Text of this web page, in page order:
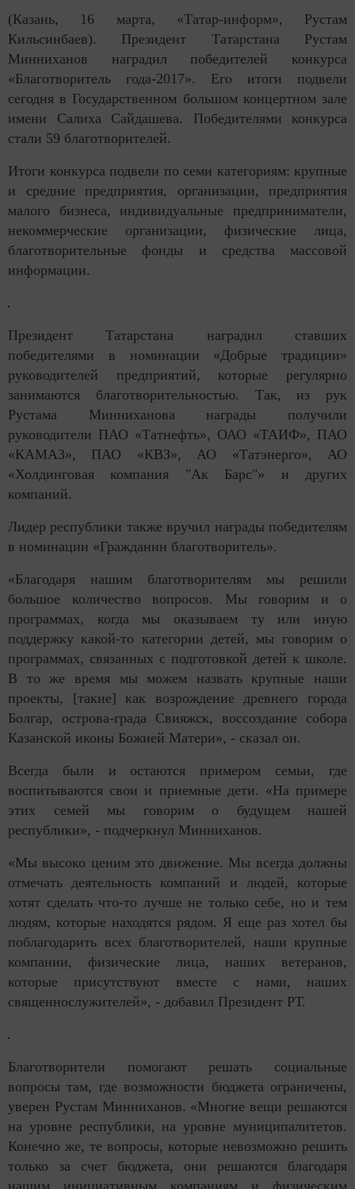
(Казань, 16 марта, «Татар-информ», Рустам
Кильсинбаев). Президент Татарстана Рустам
Минниханов наградил победителей конкурса
«Благотворитель года-2017». Его итоги подвели
сегодня в Государственном большом концертном зале
имени Салиха Сайдашева. Победителями конкурса
стали 59 благотворителей.
Итоги конкурса подвели по семи категориям: крупные
и средние предприятия, организации, предприятия
малого бизнеса, индивидуальные предприниматели,
некоммерческие организации, физические лица,
благотворительные фонды и средства массовой
информации.
Президент Татарстана наградил ставших
победителями в номинации «Добрые традиции»
руководителей предприятий, которые регулярно
занимаются благотворительностью. Так, из рук
Рустама Минниханова награды получили
руководители ПАО «Татнефть», ОАО «ТАИФ», ПАО
«КАМАЗ», ПАО «КВЗ», АО «Татэнерго», АО
«Холдинговая компания "Ак Барс"» и других
компаний.
Лидер республики также вручил награды победителям
в номинации «Гражданин благотворитель».
«Благодаря нашим благотворителям мы решили
большое количество вопросов. Мы говорим и о
программах, когда мы оказываем ту или иную
поддержку какой-то категории детей, мы говорим о
программах, связанных с подготовкой детей к школе.
В то же время мы можем назвать крупные наши
проекты, [такие] как возрождение древнего города
Болгар, острова-града Свияжск, воссоздание собора
Казанской иконы Божией Матери», - сказал он.
Всегда были и остаются примером семьи, где
воспитываются свои и приемные дети. «На примере
этих семей мы говорим о будущем нашей
республики», - подчеркнул Минниханов.
«Мы высоко ценим это движение. Мы всегда должны
отмечать деятельность компаний и людей, которые
хотят сделать что-то лучше не только себе, но и тем
людям, которые находятся рядом. Я еще раз хотел бы
поблагодарить всех благотворителей, наши крупные
компании, физические лица, наших ветеранов,
которые присутствуют вместе с нами, наших
священнослужителей», - добавил Президент РТ.
Благотворители помогают решать социальные
вопросы там, где возможности бюджета ограничены,
уверен Рустам Минниханов. «Многие вещи решаются
на уровне республики, на уровне муниципалитетов.
Конечно же, те вопросы, которые невозможно решить
только за счет бюджета, они решаются благодаря